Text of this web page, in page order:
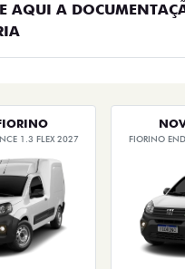
AQUI A
1.3 FLEX 2027 FIORINO